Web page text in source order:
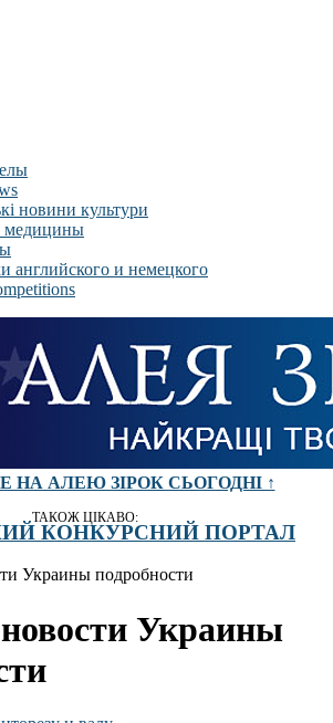
новини культури
медицины
английского и немецкого
НА АЛЕЮ ЗІРОК СЬОГОДНІ ↑
ТАКОЖ ЦІКАВО:
КОНКУРСНИЙ ПОРТАЛ
Украины подробности
Украины